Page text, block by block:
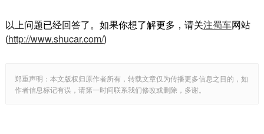
以上问题已经回答了。如果你想了解更多，请关注蜀车网站
(http://www.shucar.com/)
郑重声明：本文版权归原作者所有，转载文章仅为传播更多信息之目的，如
作者信息标记有误，请第一时间联系我们修改或删除，多谢。